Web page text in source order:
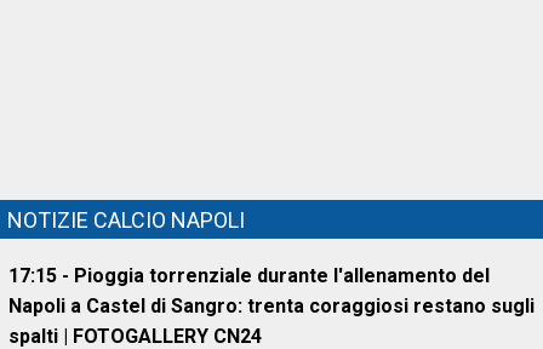
NOTIZIE CALCIO NAPOLI
17:15 - Pioggia torrenziale durante l'allenamento del
Napoli a Castel di Sangro: trenta coraggiosi restano sugli
spalti | FOTOGALLERY CN24